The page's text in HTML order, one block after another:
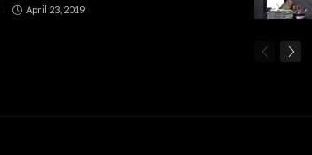
April 23, 2019